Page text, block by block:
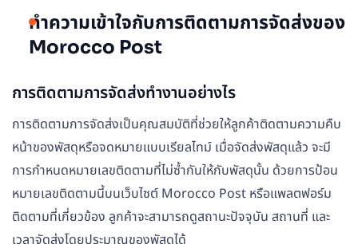
ทำความเข้าใจกับการติดตามการจัดส่งของ
Morocco Post
การติดตามการจัดส่งทำงานอย่างไร
การติดตามการจัดส่งเป็นคุณสมบัติที่ช่วยให้ลูกค้าติดตามความคืบ
หน้าของพัสดุหรือจดหมายแบบเรียลไทม์ เมื่อจัดส่งพัสดุแล้ว จะมี
การกำหนดหมายเลขติดตามที่ไม่ซ้ำกันให้กับพัสดุนั้น ด้วยการป้อน
หมายเลขติดตามนี้บนเว็บไซต์ Morocco Post หรือแพลตฟอร์ม
ติดตามที่เกี่ยวข้อง ลูกค้าจะสามารถดูสถานะปัจจุบัน สถานที่ และ
เวลาจัดส่งโดยประมาณของพัสดุได้